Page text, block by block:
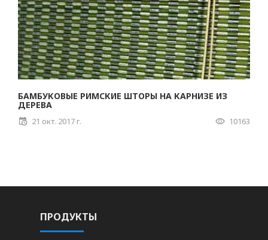
БАМБУКОВЫЕ РИМСКИЕ ШТОРЫ НА КАРНИЗЕ ИЗ
ДЕРЕВА
21 окт. 2017 г. 10163
ПРОДУКТЫ